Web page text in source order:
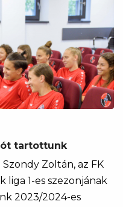
tartottunk
Zoltán, az FK
liga 1-es szezonjának
2023/2024-es